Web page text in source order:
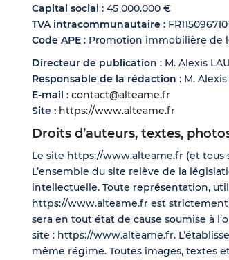
Capital social : 45 000.000 €
TVA intracommunautaire :
Code APE : Promotion immobilière de
Directeur de publication : M. Alexis
Responsable de la rédaction : M. Alexis
E-mail : contact@alteame.fr
Site : https://www.alteame.fr
Droits d’auteurs, textes,
Le site https://www.alteame.fr (et tous
L’ensemble du site relève de la
intellectuelle. Toute représentation,
https://www.alteame.fr est
sera en tout état de cause soumise à
site : https://www.alteame.fr.
même régime. Toutes images, textes